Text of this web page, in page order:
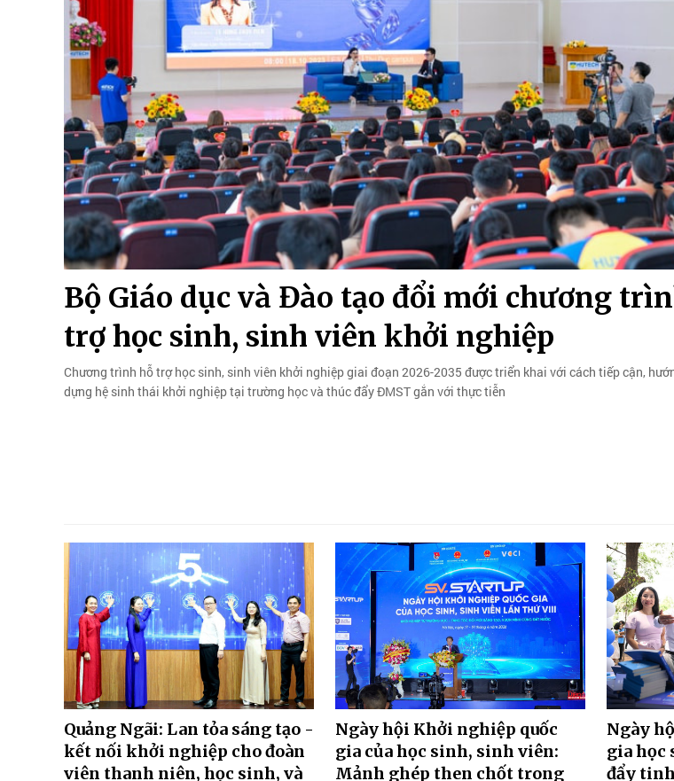
Bộ Giáo dục và Đào tạo đổi mới chương
trợ học sinh, sinh viên khởi nghiệp
Chương trình hỗ trợ học sinh, sinh viên khởi nghiệp giai đoạn 2026-2035 được triển khai với cách tiếp cận,
dựng hệ sinh thái khởi nghiệp tại trường học và thúc đẩy ĐMST gắn với thực tiễn
Quảng Ngãi: Lan tỏa sáng tạo -
kết nối khởi nghiệp cho đoàn
viên thanh niên, học sinh, và
Ngày hội Khởi nghiệp quốc
gia của học sinh, sinh viên:
Mảnh ghép then chốt trong
Ngày
gia học
đẩy